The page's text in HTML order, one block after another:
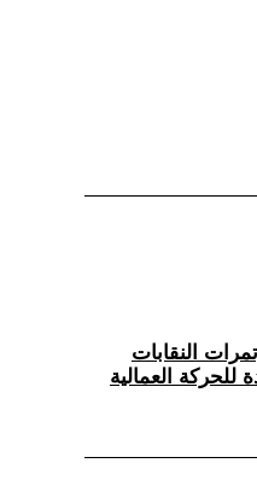
النقابات
للحركة العمالية